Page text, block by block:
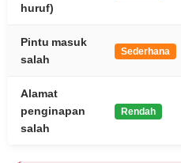
huruf)
Pintu masuk
salah
Sederhana
Alamat
penginapan
salah
Rendah